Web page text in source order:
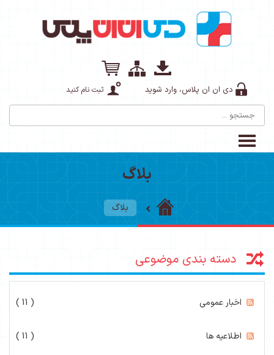
دی ان ان پلاس، وارد شوید ثبت نام کنید
بلاگ
بلاگ
دسته بندی موضوعی
اخبار عمومی ( 11 )
اطلاعیه ها ( 11 )